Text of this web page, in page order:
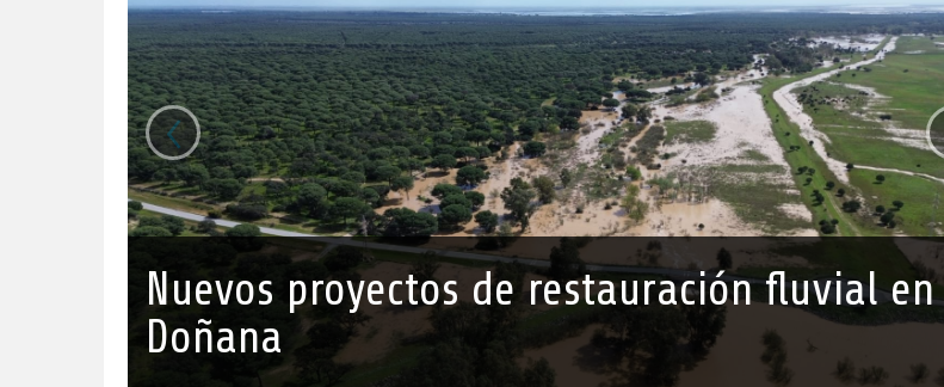
Nuevos proyectos de restauración fluvial en
Doñana
‹